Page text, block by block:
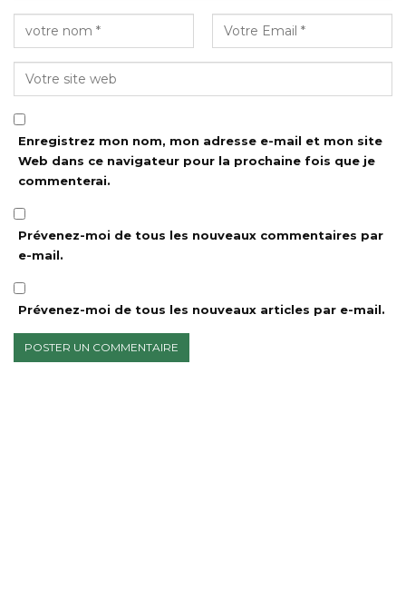
Enregistrez mon nom, mon adresse e-mail et mon site
Web dans ce navigateur pour la prochaine fois que je
commenterai.
Prévenez-moi de tous les nouveaux commentaires par
e-mail.
Prévenez-moi de tous les nouveaux articles par e-mail.